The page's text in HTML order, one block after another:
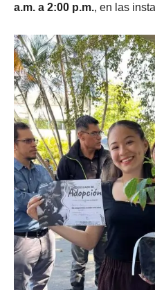
a.m. a 2:00 p.m., en las